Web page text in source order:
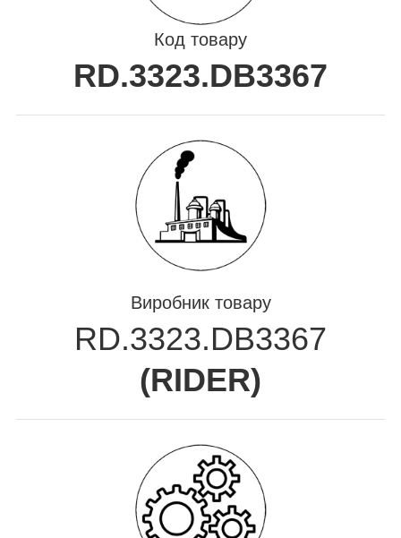
Код товару
RD.3323.DB3367
Виробник товару
RD.3323.DB3367
(RIDER)